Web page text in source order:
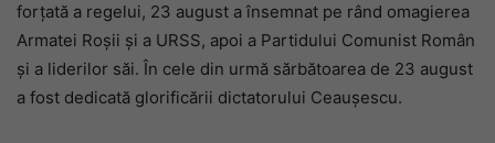
forţată a regelui, 23 august a însemnat pe rând omagierea
Armatei Roşii şi a URSS, apoi a Partidului Comunist Român
şi a liderilor săi. În cele din urmă sărbătoarea de 23 august
a fost dedicată glorificării dictatorului Ceauşescu.